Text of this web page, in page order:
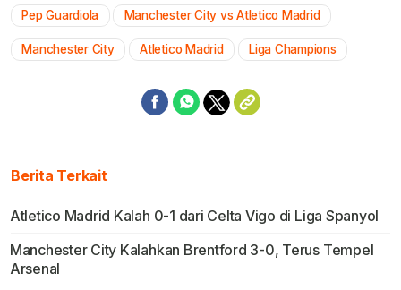
Mute
Pep Guardiola Manchester City vs Atletico Madrid
Manchester City Atletico Madrid Liga Champions
Berita Terkait
Atletico Madrid Kalah 0-1 dari Celta Vigo di Liga Spanyol
Manchester City Kalahkan Brentford 3-0, Terus Tempel
Arsenal